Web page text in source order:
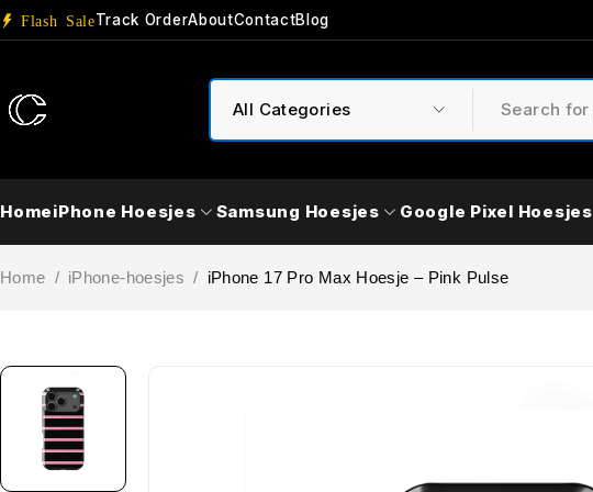
Flash SaleTrack OrderAboutContactBlog
HomeiPhone Hoesjes Samsung Hoesjes Google Pixel Hoesjes
Home / iPhone-hoesjes / iPhone 17 Pro Max Hoesje – Pink Pulse